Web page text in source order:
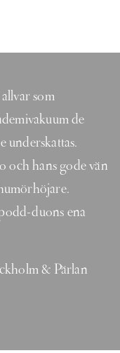
som
de
underskattas.
och hans gode vän
duons ena
& Pärlan